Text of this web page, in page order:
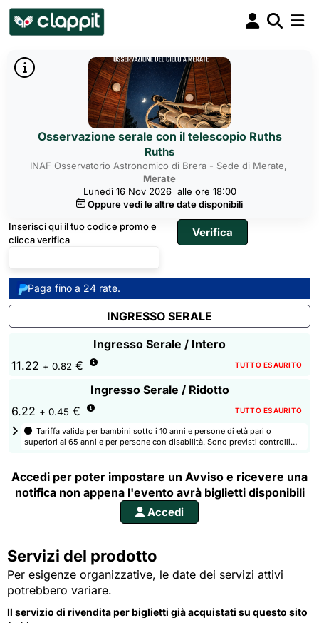
Osservazione serale con il telescopio Ruths
Ruths
INAF Osservatorio Astronomico di Brera - Sede di Merate,
Merate
Lunedì 16 Nov 2026 alle ore 18:00
Oppure vedi le altre date disponibili
Inserisci qui il tuo codice promo e
clicca verifica
Paga fino a 24 rate.
INGRESSO SERALE
Ingresso Serale / Intero
11.22 + 0.82 € TUTTO ESAURITO
Ingresso Serale / Ridotto
6.22 + 0.45 € TUTTO ESAURITO
superiori ai 65 anni e per persone con disabilità. Sono previsti controlli
Accedi per poter impostare un Avviso e ricevere una
notifica non appena l'evento avrà biglietti disponibili
Accedi
Servizi del prodotto
Per esigenze organizzative, le date dei servizi attivi
potrebbero variare.
Il servizio di rivendita per biglietti già acquistati su questo sito